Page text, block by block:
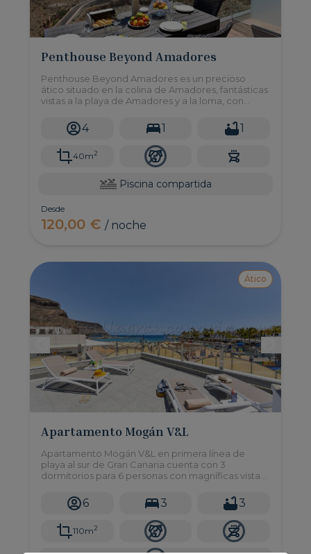
Penthouse Beyond Amadores
Penthouse Beyond Amadores es un precioso
ático situado en la colina de Amadores, fantásticas
vistas a la playa de Amadores y a la loma, con
parejas con niños.
4 1 1
40m2
Piscina compartida
Desde
120,00 €/ noche
Ático
Apartamento Mogán V&L
Apartamento Mogán V&L en primera línea de
playa al sur de Gran Canaria cuenta con 3
dormitorios para 6 personas con magníficas vistas
metros cuadrados.
6 3 3
110m2